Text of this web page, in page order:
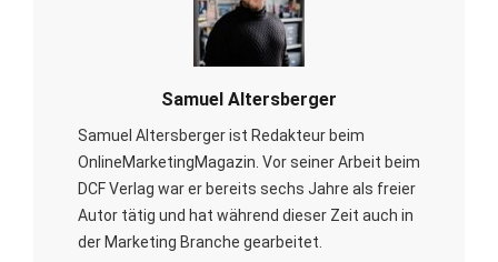
Samuel Altersberger
Samuel Altersberger ist Redakteur beim
OnlineMarketingMagazin. Vor seiner Arbeit beim
DCF Verlag war er bereits sechs Jahre als freier
Autor tätig und hat während dieser Zeit auch in
der Marketing Branche gearbeitet.